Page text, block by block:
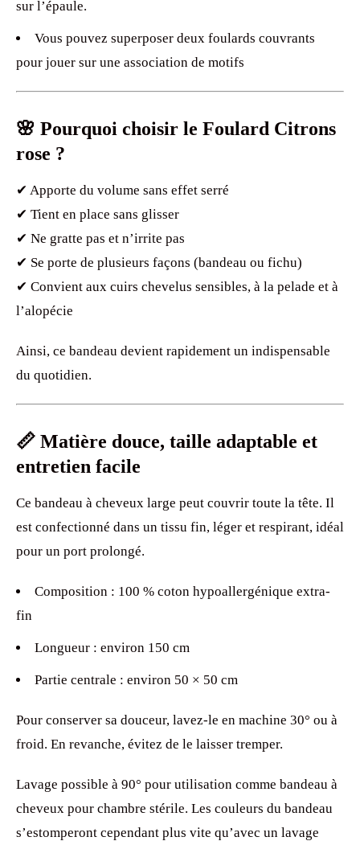
sur l’épaule.
Vous pouvez superposer deux foulards couvrants
pour jouer sur une association de motifs
🌸 Pourquoi choisir le Foulard Citrons
rose ?
✔ Apporte du volume sans effet serré
✔ Tient en place sans glisser
✔ Ne gratte pas et n’irrite pas
✔ Se porte de plusieurs façons (bandeau ou fichu)
✔ Convient aux cuirs chevelus sensibles, à la pelade et à
l’alopécie
Ainsi, ce bandeau devient rapidement un indispensable
du quotidien.
📏 Matière douce, taille adaptable et
entretien facile
Ce bandeau à cheveux large peut couvrir toute la tête. Il
est confectionné dans un tissu fin, léger et respirant, idéal
pour un port prolongé.
Composition : 100 % coton hypoallergénique extra-
fin
Longueur : environ 150 cm
Partie centrale : environ 50 × 50 cm
Pour conserver sa douceur, lavez-le en machine 30° ou à
froid. En revanche, évitez de le laisser tremper.
Lavage possible à 90° pour utilisation comme bandeau à
cheveux pour chambre stérile. Les couleurs du bandeau
s’estomperont cependant plus vite qu’avec un lavage